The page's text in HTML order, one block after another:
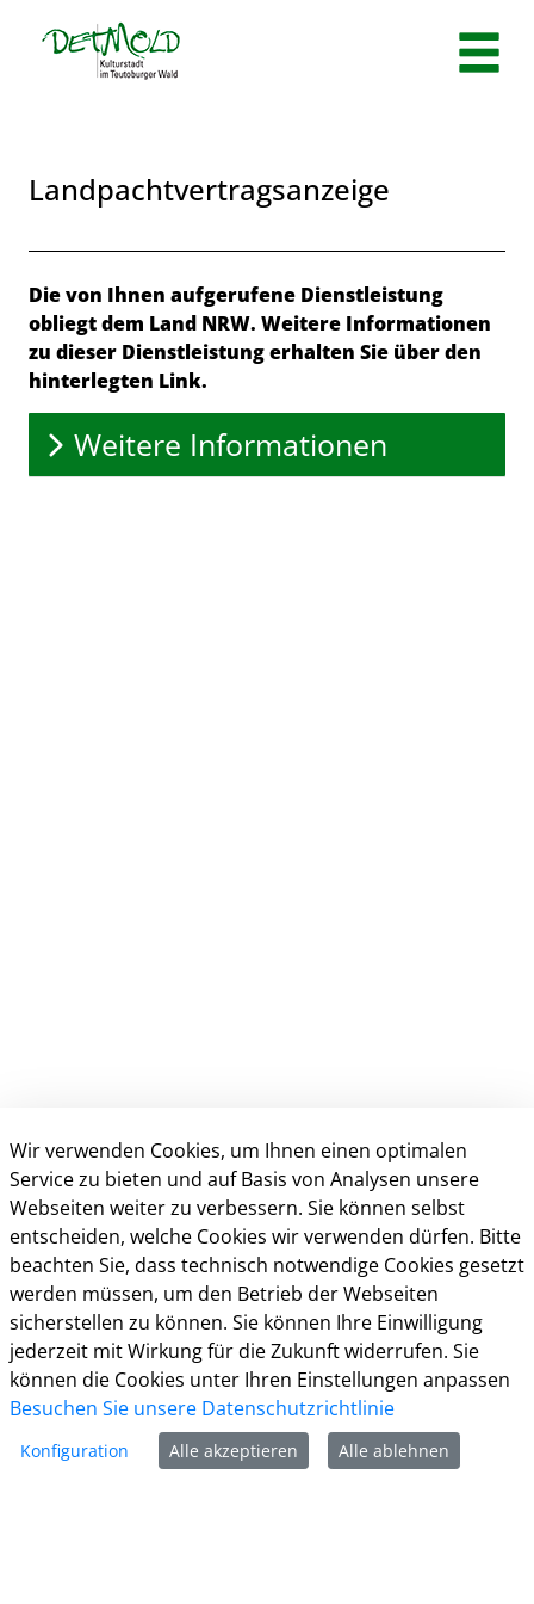
Zum Hauptinhalt springen
Landpachtvertragsanzeige
Beschreibung
Die von Ihnen aufgerufene Dienstleistung
obliegt dem Land NRW. Weitere Informationen
zu dieser Dienstleistung erhalten Sie über den
hinterlegten Link.
Weitere Informationen
Kontakt
Weitere Informationen
Impressum
Datenschutz
Kontakt
Barrierefreiheit
Wir verwenden Cookies, um Ihnen einen optimalen
Service zu bieten und auf Basis von Analysen unsere
Webseiten weiter zu verbessern. Sie können selbst
entscheiden, welche Cookies wir verwenden dürfen. Bitte
beachten Sie, dass technisch notwendige Cookies gesetzt
werden müssen, um den Betrieb der Webseiten
sicherstellen zu können. Sie können Ihre Einwilligung
jederzeit mit Wirkung für die Zukunft widerrufen. Sie
können die Cookies unter Ihren Einstellungen anpassen
Besuchen Sie unsere Datenschutzrichtlinie
Konfiguration Alle akzeptieren Alle ablehnen